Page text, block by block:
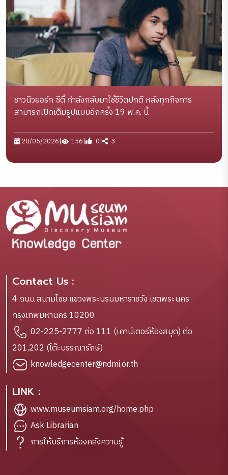
ชาวนิวยอร์ก ซิตี้ กำลังกลับมาใช้ชีวิตปกติ หลังทุกกิจการ
สามารถเปิดเต็มรูปแบบอีกครั้ง 19 พ.ค. นี้
20/05/2026| 156| 0| 3
Contact Us :
4 ถนน สนามไชย แขวงพระบรมมหาราชวัง เขตพระนคร
กรุงเทพมหานคร 10200
02-225-2777 ต่อ 111 (เคาน์เตอร์ห้องสมุด) ต่อ
201,202 (โต๊ะบรรณารักษ์)
knowledgecenter@ndmi.or.th
LINK :
www.museumsiam.org/home.php
Ask Librarian
การให้บริการห้องคลังความรู้